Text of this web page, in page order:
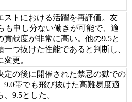
ストにおける活躍を再評価。友
も申し分ない働きが可能で、適
貢献度が非常に高い。他の9.5と
一つ抜けた性能であると判断し、
変更。
定の後に開催された禁忌の獄での
9.0帯でも飛び抜けた高難易度適
9.5とした。